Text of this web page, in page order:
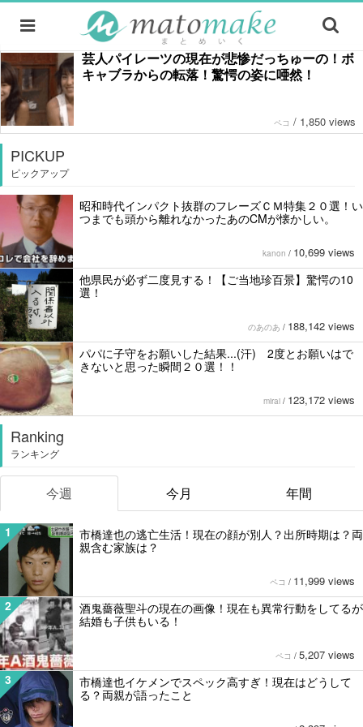
芸人パイレーツの現在が悲惨だっちゅーの！ボ
キャブラからの転落！驚愕の姿に唖然！
ペコ / 1,850 views
PICKUP
ピックアップ
昭和時代インパクト抜群のフレーズＣＭ特集２０選！い
つまでも頭から離れなかったあのCMが懐かしい。
kanon / 10,699 views
他県民が必ず二度見する！【ご当地珍百景】驚愕の10
選！
のあのあ / 188,142 views
パパに子守をお願いした結果...(汗) 2度とお願いはで
きないと思った瞬間２０選！！
mirai / 123,172 views
Ranking
ランキング
今週 今月 年間
1
市橋達也の逃亡生活！現在の顔が別人？出所時期は？両
親含む家族は？
ペコ / 11,999 views
2
酒鬼薔薇聖斗の現在の画像！現在も異常行動をしてるが
結婚も子供もいる！
ペコ / 5,207 views
3
市橋達也イケメンでスペック高すぎ！現在はどうして
る？両親が語ったこと